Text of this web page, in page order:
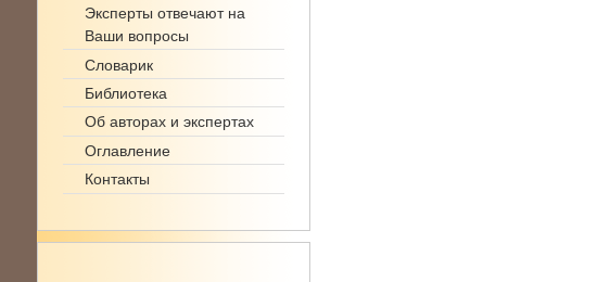
Эксперты отвечают на
Ваши вопросы
Словарик
Библиотека
Об авторах и экспертах
Оглавление
Контакты